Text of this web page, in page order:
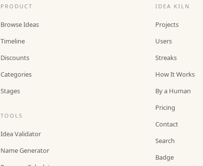
PRODUCT
Browse Ideas
Timeline
Discounts
Categories
Stages
TOOLS
Idea Validator
Name Generator
IDEA KILN
Projects
Users
Streaks
How It Works
By a Human
Pricing
Contact
Search
Badge